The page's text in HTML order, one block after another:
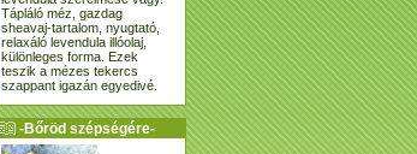
Tápláló méz, gazdag
sheavaj-tartalom, nyugtató,
relaxáló levendula illóolaj,
különleges forma. Ezek
teszik a mézes tekercs
szappant igazán egyedivé.
-Bőröd szépségére-